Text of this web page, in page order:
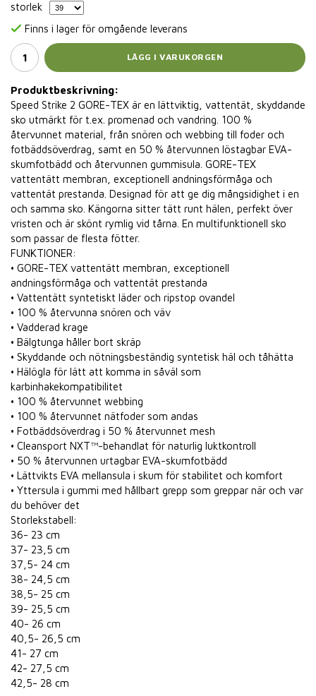
storlek
Finns i lager för omgående leverans
LÄGG I VARUKORGEN
Produktbeskrivning:
Speed Strike 2 GORE-TEX ​​är en lättviktig, vattentät, skyddande
sko utmärkt för t.ex. promenad och vandring. 100 %
återvunnet material, från snören och webbing till foder och
fotbäddsöverdrag, samt en 50 % återvunnen löstagbar EVA-
skumfotbädd och återvunnen gummisula. GORE-TEX
vattentätt membran, exceptionell andningsförmåga och
vattentät prestanda. Designad för att ge dig mångsidighet i en
och samma sko. Kängorna sitter tätt runt hälen, perfekt över
vristen och är skönt rymlig vid tårna. En multifunktionell sko
som passar de flesta fötter.
FUNKTIONER:
• GORE-TEX vattentätt membran, exceptionell
andningsförmåga och vattentät prestanda
• Vattentätt syntetiskt läder och ripstop ovandel
• 100 % återvunna snören och väv
• Vadderad krage
• Bälgtunga håller bort skräp
• Skyddande och nötningsbeständig syntetisk häl och tåhätta
• Hälögla för lätt att komma in såväl som
karbinhakekompatibilitet
• 100 % återvunnet webbing
• 100 % återvunnet nätfoder som andas
• Fotbäddsöverdrag i 50 % återvunnet mesh
• Cleansport NXT™-behandlat för naturlig luktkontroll
• 50 % återvunnen urtagbar EVA-skumfotbädd
• Lättvikts EVA mellansula i skum för stabilitet och komfort
• Yttersula i gummi med hållbart grepp som greppar när och var
du behöver det
Storlekstabell:
36- 23 cm
37- 23,5 cm
37,5- 24 cm
38- 24,5 cm
38,5- 25 cm
39- 25,5 cm
40- 26 cm
40,5- 26,5 cm
41- 27 cm
42- 27,5 cm
42,5- 28 cm